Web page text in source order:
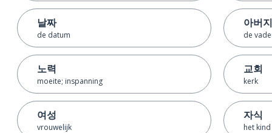
날짜
de datum
노력
moeite; inspanning
여성
vrouwelijk
아버지
de
교회
kerk
자식
het kind